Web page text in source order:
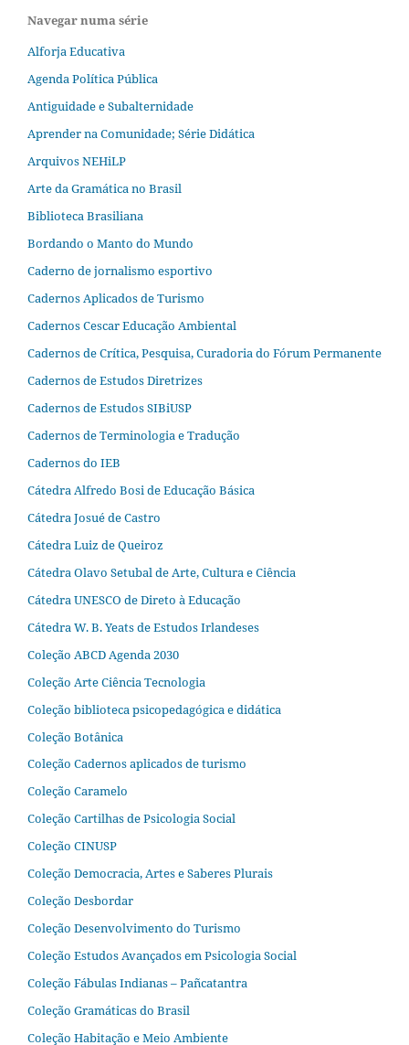
Navegar numa série
Alforja Educativa
Agenda Política Pública
Antiguidade e Subalternidade
Aprender na Comunidade; Série Didática
Arquivos NEHiLP
Arte da Gramática no Brasil
Biblioteca Brasiliana
Bordando o Manto do Mundo
Caderno de jornalismo esportivo
Cadernos Aplicados de Turismo
Cadernos Cescar Educação Ambiental
Cadernos de Crítica, Pesquisa, Curadoria do Fórum Permanente
Cadernos de Estudos Diretrizes
Cadernos de Estudos SIBiUSP
Cadernos de Terminologia e Tradução
Cadernos do IEB
Cátedra Alfredo Bosi de Educação Básica
Cátedra Josué de Castro
Cátedra Luiz de Queiroz
Cátedra Olavo Setubal de Arte, Cultura e Ciência
Cátedra UNESCO de Direto à Educação
Cátedra W. B. Yeats de Estudos Irlandeses
Coleção ABCD Agenda 2030
Coleção Arte Ciência Tecnologia
Coleção biblioteca psicopedagógica e didática
Coleção Botânica
Coleção Cadernos aplicados de turismo
Coleção Caramelo
Coleção Cartilhas de Psicologia Social
Coleção CINUSP
Coleção Democracia, Artes e Saberes Plurais
Coleção Desbordar
Coleção Desenvolvimento do Turismo
Coleção Estudos Avançados em Psicologia Social
Coleção Fábulas Indianas – Pañcatantra
Coleção Gramáticas do Brasil
Coleção Habitação e Meio Ambiente